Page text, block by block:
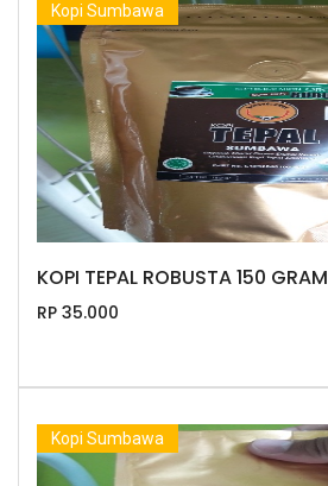
Kopi Sumbawa
KOPI TEPAL ROBUSTA 150 GRAM
RP 35.000
Kopi Sumbawa